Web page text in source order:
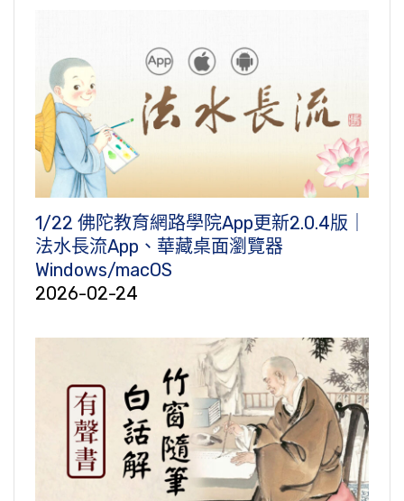
1/22 佛陀教育網路學院App更新2.0.4版｜
法水長流App、華藏桌面瀏覽器
Windows/macOS
2026-02-24